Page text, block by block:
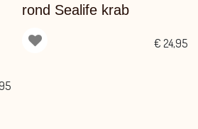
rond Sealife krab
€ 24,95